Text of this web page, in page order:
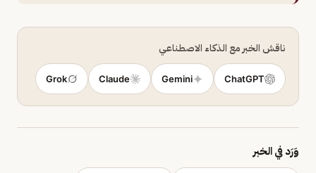
ناقش الخبر مع الذكاء الاصطناعي
ChatGPT
Gemini
Claude
Grok
وَرَد في الخبر